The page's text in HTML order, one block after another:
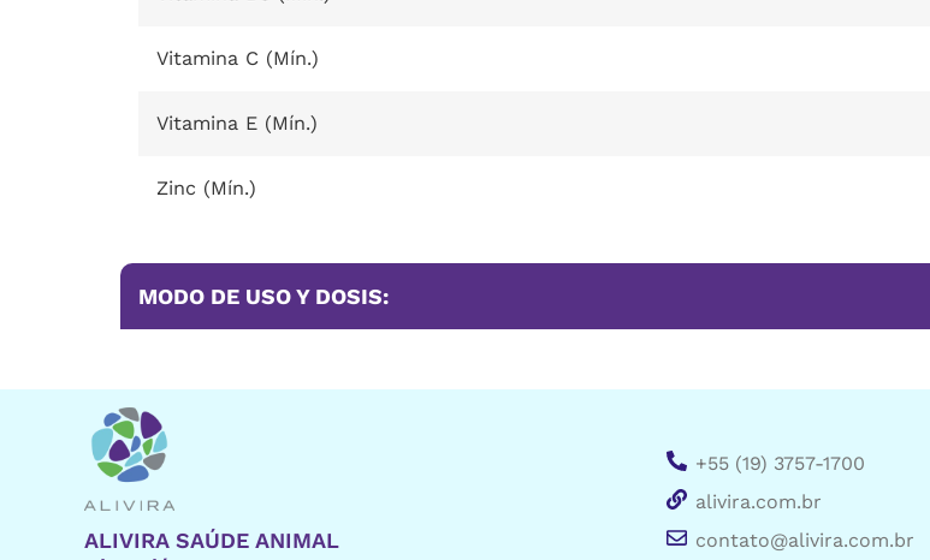
Vitamina C (Mín.)
Vitamina E (Mín.)
Zinc (Mín.)
MODO DE USO Y DOSIS:
ALIVIRA SAÚDE ANIMAL
+55 (19) 3757-1700
alivira.com.br
contato@alivira.com.br